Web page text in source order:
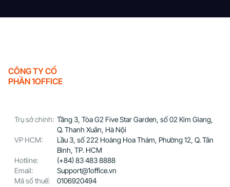
CÔNG TY CỔ
PHẦN 1OFFICE
Trụ sở chính: Tầng 3, Tòa G2 Five Star Garden, số 02 Kim Giang,
Q. Thanh Xuân, Hà Nội
VP HCM:
Lầu 3, số 222 Hoàng Hoa Thám, Phường 12, Q. Tân
Bình, TP. HCM
Hotline:
(+84) 83 483 8888
Email:
Support@1office.vn
Mã số thuế:
0106920494